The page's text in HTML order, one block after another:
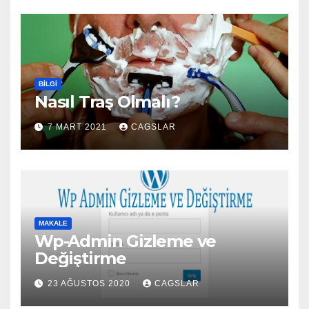
BILGI
Nasıl Traş Olmalı?
7 MART 2021 CAGSLAR
MAKALE
Wp-Admin Gizleme ve
Değiştirme
23 AĞUSTOS 2020 CAGSLAR